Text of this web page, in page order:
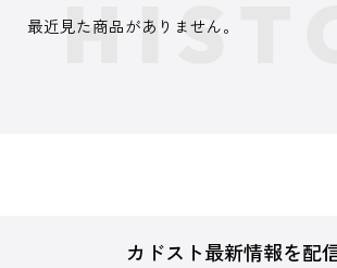
最近見た商品がありません。
カドスト最新情報を配